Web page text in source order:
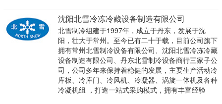
沈阳北雪冷冻冷藏设备制造有限公司
北雪制冷组建于1997年，成立于丹东，发展于沈
阳，壮大于常州。至今已有二十于载，目前公司旗下
拥有常州北雪制冷设备有限公司、沈阳北雪冷冻冷藏
设备制造有限公司、丹东北雪制冷设备商行三家子公
司，公司多年来保持着稳健的发展，主要生产活动冷
库板、冷库门、冷风机、冷凝器、涡旋一体机及各种
冷凝机组 ，打造一站式采购模式，拥有丰富经验